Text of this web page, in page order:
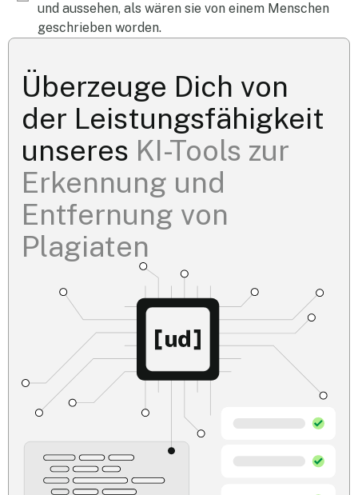
und aussehen, als wären sie von einem Menschen
geschrieben worden.
Überzeuge Dich von
der Leistungsfähigkeit
unseres KI-Tools zur
Erkennung und
Entfernung von
Plagiaten